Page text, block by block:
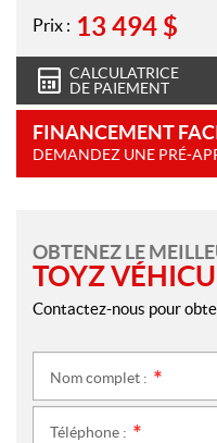
Prix : 13 494 $
CALCULATRICE
DE PAIEMENT
FINANCEMENT
DEMANDEZ UNE PRÉ-
OBTENEZ LE
TOYZ
Contactez-nous pour
Nom complet :
Téléphone :